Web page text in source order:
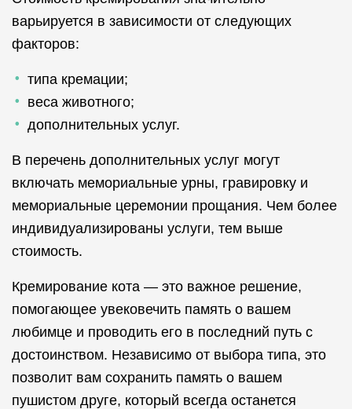
варьируется в зависимости от следующих
факторов:
типа кремации;
веса животного;
дополнительных услуг.
В перечень дополнительных услуг могут
включать мемориальные урны, гравировку и
мемориальные церемонии прощания. Чем более
индивидуализированы услуги, тем выше
стоимость.
Кремирование кота — это важное решение,
помогающее увековечить память о вашем
любимце и проводить его в последний путь с
достоинством. Независимо от выбора типа, это
позволит вам сохранить память о вашем
пушистом друге, который всегда останется